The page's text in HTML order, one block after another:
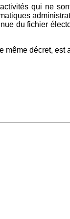
qui ne
du fichier
même décret,